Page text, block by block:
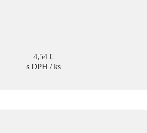
Cena
4,54 €
s DPH / ks